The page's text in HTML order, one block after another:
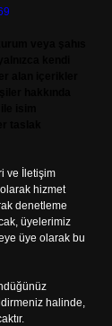
ve İletişim
olarak hizmet
denetleme
üyelerimiz
üye olarak bu
halinde,